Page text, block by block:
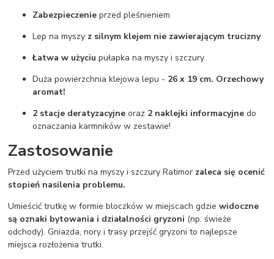
Zabezpieczenie przed pleśnieniem
Lep na myszy z silnym klejem nie zawierającym trucizny
Łatwa w użyciupułapka na myszy i szczury
Duża powierzchnia klejowa lepu - 26 x 19 cm. Orzechowy
aromat!
2 stacje deratyzacyjne oraz 2 naklejki informacyjne do
oznaczania karmników w zestawie!
Zastosowanie
Przed użyciem trutki na myszy i szczury Ratimor zaleca się ocenić
stopień nasilenia problemu.
Umieścić trutkę w formie bloczków w miejscach gdziewidoczne
są oznaki bytowania i działalności gryzoni (np. świeże
odchody). Gniazda, nory i trasy przejść gryzoni to najlepsze
miejsca rozłożenia trutki.